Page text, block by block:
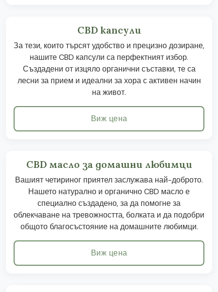
CBD капсули
За тези, които търсят удобство и прецизно дозиране,
нашите CBD капсули са перфектният избор.
Създадени от изцяло органични съставки, те са
лесни за прием и идеални за хора с активен начин
на живот.
Виж цена
CBD масло за домашни любимци
Вашият четириног приятел заслужава най-доброто.
Нашето натурално и органично CBD масло е
специално създадено, за да помогне за
облекчаване на тревожността, болката и да подобри
общото благосъстояние на домашните любимци.
Виж цена